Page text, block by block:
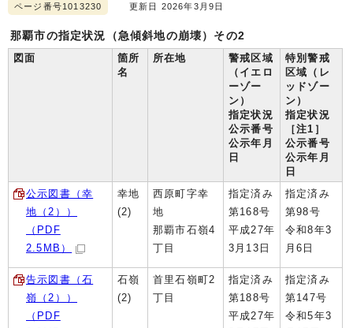
ページ番号1013230 更新日 2026年3月9日
那覇市の指定状況（急傾斜地の崩壊）その2
図面
箇所
名
所在地
警戒区域
（イエロ
ーゾー
ン）
指定状況
公示番号
公示年月
日
特別警戒
区域（レ
ッドゾー
ン）
指定状況
［注1］
公示番号
公示年月
日
公示図書（幸
地（2））
（PDF
2.5MB）
幸地
(2)
西原町字幸
地
那覇市石嶺4
丁目
指定済み
第168号
平成27年
3月13日
指定済み
第98号
令和8年3
月6日
告示図書（石
嶺（2））
（PDF
石嶺
(2)
首里石嶺町2
丁目
指定済み
第188号
平成27年
指定済み
第147号
令和5年3